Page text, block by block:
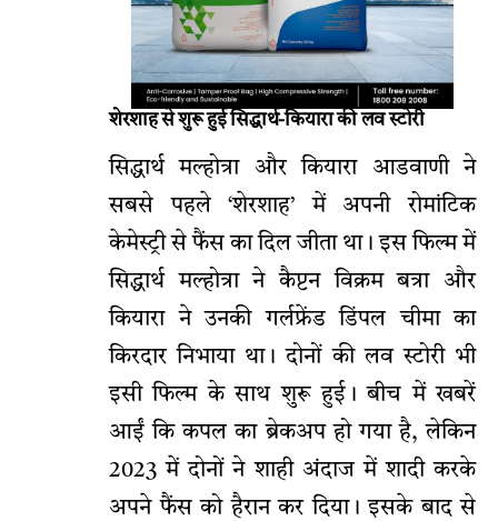
शेरशाह से शुरू हुई सिद्धार्थ-कियारा की लव स्टोरी
सिद्धार्थ मल्होत्रा और कियारा आडवाणी ने
सबसे पहले ‘शेरशाह’ में अपनी रोमांटिक
केमेस्ट्री से फैंस का दिल जीता था। इस फिल्म में
सिद्धार्थ मल्होत्रा ने कैप्टन विक्रम बत्रा और
कियारा ने उनकी गर्लफ्रेंड डिंपल चीमा का
किरदार निभाया था। दोनों की लव स्टोरी भी
इसी फिल्म के साथ शुरू हुई। बीच में खबरें
आईं कि कपल का ब्रेकअप हो गया है, लेकिन
2023 में दोनों ने शाही अंदाज में शादी करके
अपने फैंस को हैरान कर दिया। इसके बाद से